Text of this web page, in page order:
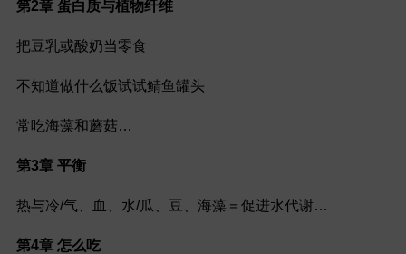
第2章 蛋白 质与植物纤维
把豆乳或酸奶当零食
不知道做什么饭试试鲭鱼罐头
常吃海藻和蘑菇…
第3章 平衡
热与冷/气、血、水/瓜、豆、海藻＝促进水代谢…
第4章 怎么吃